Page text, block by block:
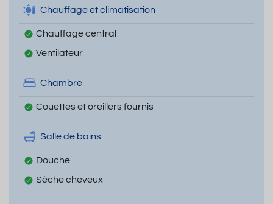
Chauffage et climatisation
Chauffage central
Ventilateur
Chambre
Couettes et oreillers fournis
Salle de bains
Douche
Sèche cheveux